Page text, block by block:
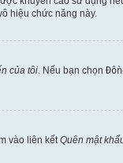
hiệu chức năng này.
của tôi . Nếu bạn chọn
vào liên kết Quên mật